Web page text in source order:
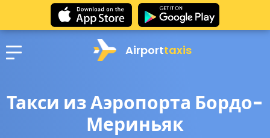
Airporttaxis
Такси из Аэропорта Бордо-
Мериньяк